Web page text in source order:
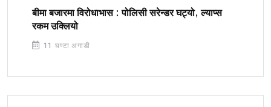
बीमा बजारमा विरोधाभास : पोलिसी सरेन्डर घट्यो, ल्याप्स
रकम उक्लियो
11 घण्टा अगाडी